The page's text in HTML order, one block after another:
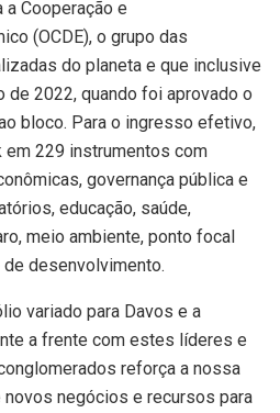
a Cooperação e
(OCDE), o grupo das
do planeta e que inclusive
de 2022, quando foi aprovado o
bloco. Para o ingresso efetivo,
229 instrumentos com
governança pública e
educação, saúde,
meio ambiente, ponto focal
desenvolvimento.
variado para Davos e a
a frente com estes líderes e
reforça a nossa
negócios e recursos para